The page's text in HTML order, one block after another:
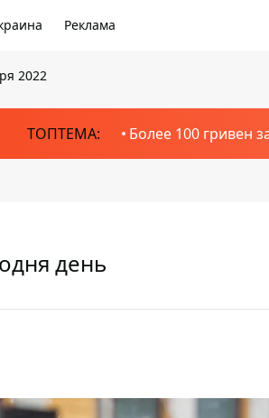
Реклама
2022
ТОПТЕМА: Более 100 гривен
день